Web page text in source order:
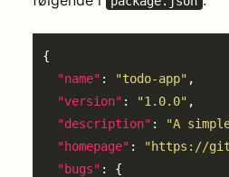
"name" : "todo-app"
"version" : "1.0.0"
"description" : "A
"homepage" :
"https://
"bugs"